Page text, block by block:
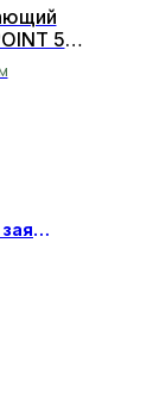
50
Предзаказ, оставьте заявку